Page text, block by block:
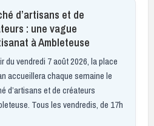
d’artisans et de
: une vague
à Ambleteuse
du vendredi 7 août 2026, la place
accueillera chaque semaine le
d’artisans et de créateurs
Tous les vendredis, de 17h